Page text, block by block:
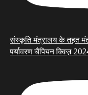
संस्कृति मंत्रालय के तहत
पर्यावरण चैंपियन क्विज़